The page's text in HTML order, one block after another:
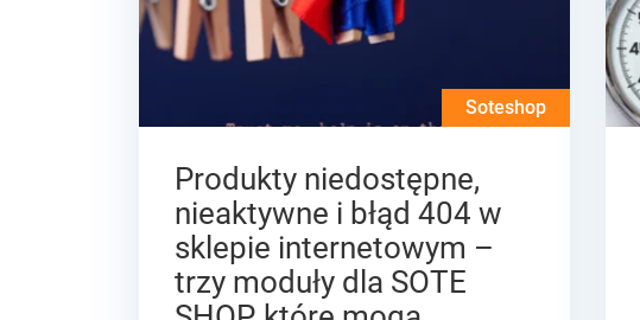
Soteshop
Produkty niedostępne,
nieaktywne i błąd 404 w
sklepie internetowym –
trzy moduły dla SOTE